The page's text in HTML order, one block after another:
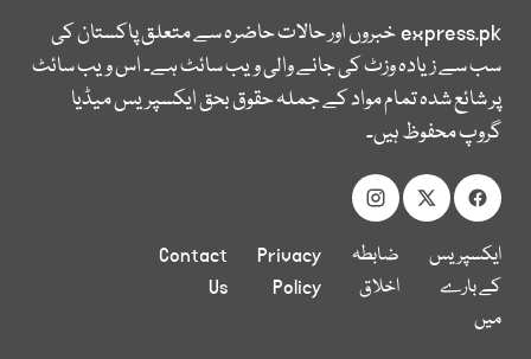
express.pkخبروں اور حالات حاضرہ سے متعلق پاکستان کی
سب سے زیادہ وزٹ کی جانے والی ویب سائٹ ہے۔ اس ویب سائٹ
پر شائع شدہ تمام مواد کے جملہ حقوق بحق ایکسپریس میڈیا
گروپ محفوظ ہیں۔
ایکسپریس
کے بارے
میں
ضابطہ
اخلاق
Privacy
Policy
Contact
Us